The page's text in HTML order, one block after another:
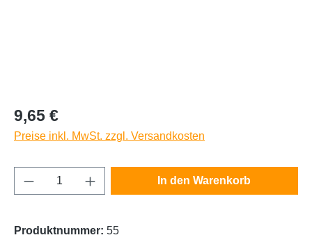
Regulärer Preis:
9,65 €
Preise inkl. MwSt. zzgl. Versandkosten
Produkt Anzahl: Gib den gewünschten
In den Warenkorb
Produktnummer: 55